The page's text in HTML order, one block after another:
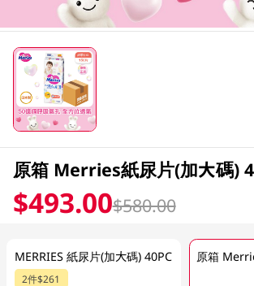
原箱 Merries紙尿片(加大碼)
$493.00$580.00
MERRIES 紙尿片(加大碼) 40PC
2件$261